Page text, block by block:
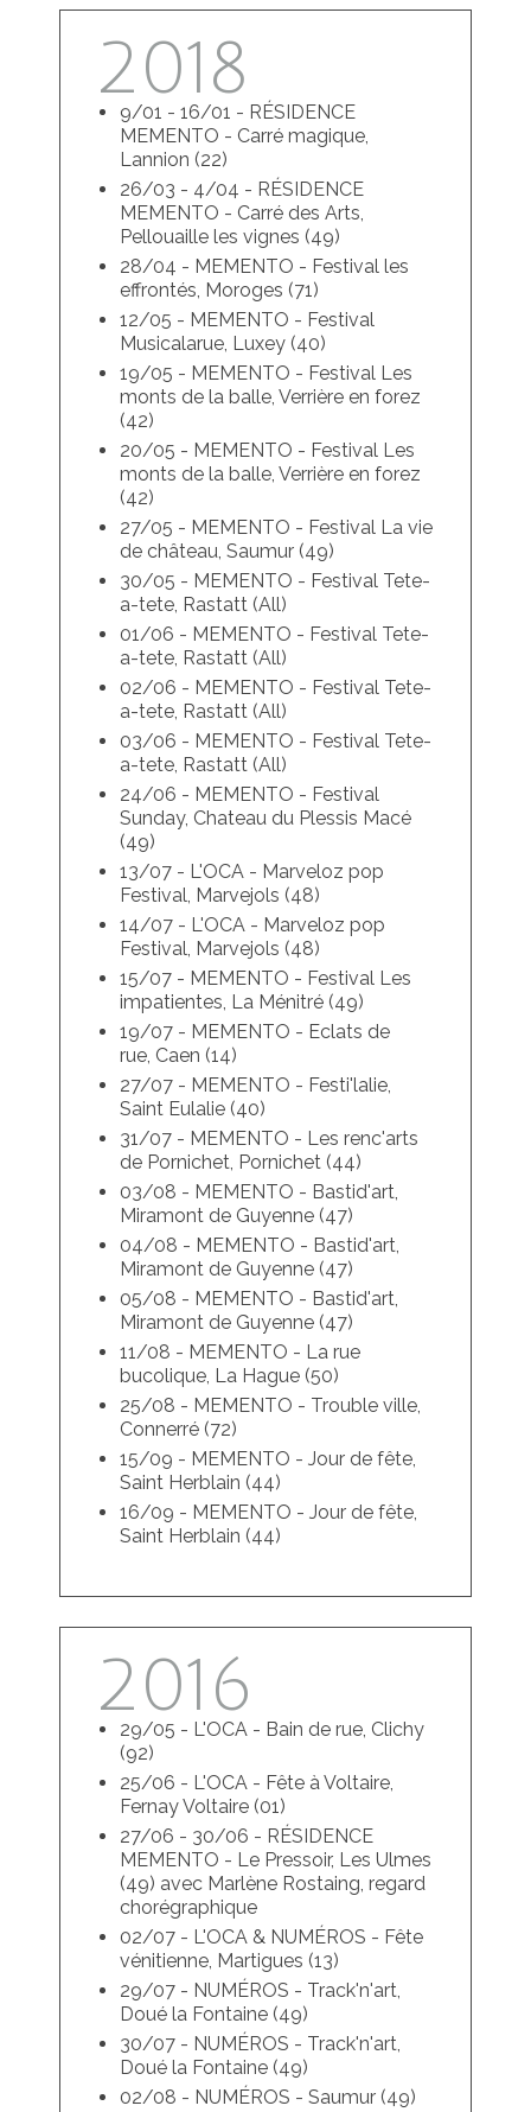
2018
9/01 - 16/01 - RÉSIDENCE
MEMENTO - Carré magique,
Lannion (22)
26/03 - 4/04 - RÉSIDENCE
MEMENTO - Carré des Arts,
Pellouaille les vignes (49)
28/04 - MEMENTO - Festival les
effrontés, Moroges (71)
12/05 - MEMENTO - Festival
Musicalarue, Luxey (40)
19/05 - MEMENTO - Festival Les
monts de la balle, Verrière en forez
(42)
20/05 - MEMENTO - Festival Les
monts de la balle, Verrière en forez
(42)
27/05 - MEMENTO - Festival La vie
de château, Saumur (49)
30/05 - MEMENTO - Festival Tete-
a-tete, Rastatt (All)
01/06 - MEMENTO - Festival Tete-
a-tete, Rastatt (All)
02/06 - MEMENTO - Festival Tete-
a-tete, Rastatt (All)
03/06 - MEMENTO - Festival Tete-
a-tete, Rastatt (All)
24/06 - MEMENTO - Festival
Sunday, Chateau du Plessis Macé
(49)
13/07 - L'OCA - Marveloz pop
Festival, Marvejols (48)
14/07 - L'OCA - Marveloz pop
Festival, Marvejols (48)
15/07 - MEMENTO - Festival Les
impatientes, La Ménitré (49)
19/07 - MEMENTO - Eclats de
rue, Caen (14)
27/07 - MEMENTO - Festi'lalie,
Saint Eulalie (40)
31/07 - MEMENTO - Les renc'arts
de Pornichet, Pornichet (44)
03/08 - MEMENTO - Bastid'art,
Miramont de Guyenne (47)
04/08 - MEMENTO - Bastid'art,
Miramont de Guyenne (47)
05/08 - MEMENTO - Bastid'art,
Miramont de Guyenne (47)
11/08 - MEMENTO - La rue
bucolique, La Hague (50)
25/08 - MEMENTO - Trouble ville,
Connerré (72)
15/09 - MEMENTO - Jour de fête,
Saint Herblain (44)
16/09 - MEMENTO - Jour de fête,
Saint Herblain (44)
2016
29/05 - L'OCA - Bain de rue, Clichy
(92)
25/06 - L'OCA - Fête à Voltaire,
Fernay Voltaire (01)
27/06 - 30/06 - RÉSIDENCE
MEMENTO - Le Pressoir, Les Ulmes
(49) avec Marlène Rostaing, regard
chorégraphique
02/07 - L'OCA & NUMÉROS - Fête
vénitienne, Martigues (13)
29/07 - NUMÉROS - Track'n'art,
Doué la Fontaine (49)
30/07 - NUMÉROS - Track'n'art,
Doué la Fontaine (49)
02/08 - NUMÉROS - Saumur (49)